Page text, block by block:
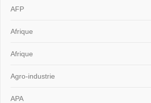
AFP
Afrique
Afrique
Agro-industrie
APA